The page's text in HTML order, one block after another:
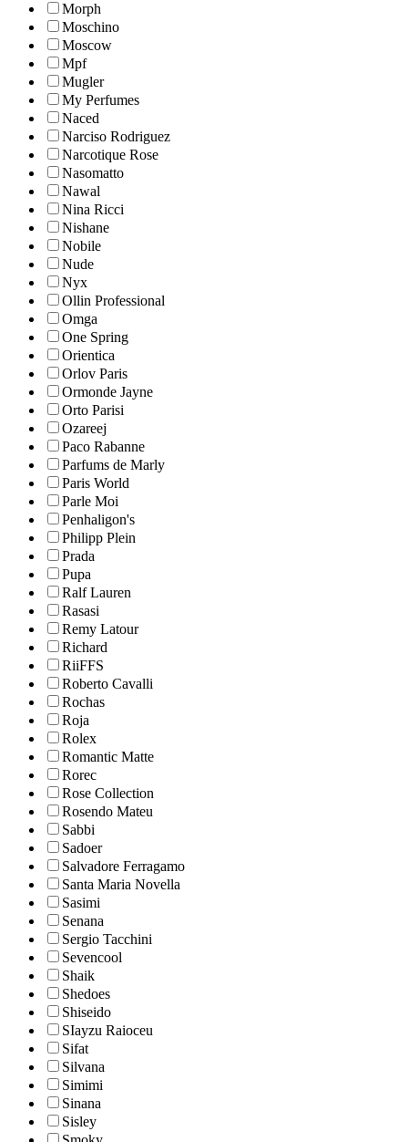
Morph
Moschino
Moscow
Mpf
Mugler
My Perfumes
Naced
Narciso Rodriguez
Narcotique Rose
Nasomatto
Nawal
Nina Ricci
Nishane
Nobile
Nude
Nyx
Ollin Professional
Omga
One Spring
Orientica
Orlov Paris
Ormonde Jayne
Orto Parisi
Ozareej
Paco Rabanne
Parfums de Marly
Paris World
Parle Moi
Penhaligon's
Philipp Plein
Prada
Pupa
Ralf Lauren
Rasasi
Remy Latour
Richard
RiiFFS
Roberto Cavalli
Rochas
Roja
Rolex
Romantic Matte
Rorec
Rose Collection
Rosendo Mateu
Sabbi
Sadoer
Salvadore Ferragamo
Santa Maria Novella
Sasimi
Senana
Sergio Tacchini
Sevencool
Shaik
Shedoes
Shiseido
SIayzu Raioceu
Sifat
Silvana
Simimi
Sinana
Sisley